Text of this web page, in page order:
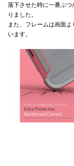
落下させた時に一番ぶ
りました。
また、フレームは画面
います。